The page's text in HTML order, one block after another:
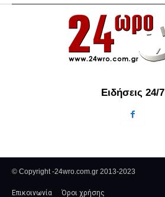
Ειδήσεις 24/7
© Copyright -24wro.com.gr 2013-2023
Επικοινωνία Όροι χρήσης